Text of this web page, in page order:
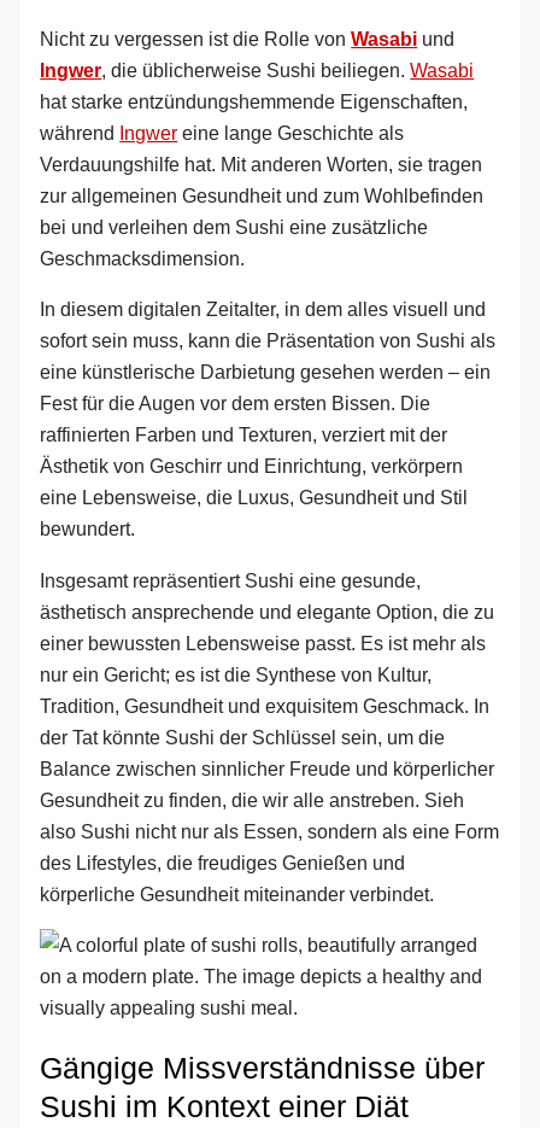
Nicht zu vergessen ist die Rolle vonWasabi und
Ingwer, die üblicherweise Sushi beiliegen.Wasabi
hat starke entzündungshemmende Eigenschaften,
während Ingwer eine lange Geschichte als
Verdauungshilfe hat. Mit anderen Worten, sie tragen
zur allgemeinen Gesundheit und zum Wohlbefinden
bei und verleihen dem Sushi eine zusätzliche
Geschmacksdimension.
In diesem digitalen Zeitalter, in dem alles visuell und
sofort sein muss, kann die Präsentation von Sushi als
eine künstlerische Darbietung gesehen werden – ein
Fest für die Augen vor dem ersten Bissen. Die
raffinierten Farben und Texturen, verziert mit der
Ästhetik von Geschirr und Einrichtung, verkörpern
eine Lebensweise, die Luxus, Gesundheit und Stil
bewundert.
Insgesamt repräsentiert Sushi eine gesunde,
ästhetisch ansprechende und elegante Option, die zu
einer bewussten Lebensweise passt. Es ist mehr als
nur ein Gericht; es ist die Synthese von Kultur,
Tradition, Gesundheit und exquisitem Geschmack. In
der Tat könnte Sushi der Schlüssel sein, um die
Balance zwischen sinnlicher Freude und körperlicher
Gesundheit zu finden, die wir alle anstreben. Sieh
also Sushi nicht nur als Essen, sondern als eine Form
des Lifestyles, die freudiges Genießen und
körperliche Gesundheit miteinander verbindet.
Gängige Missverständnisse über
Sushi im Kontext einer Diät